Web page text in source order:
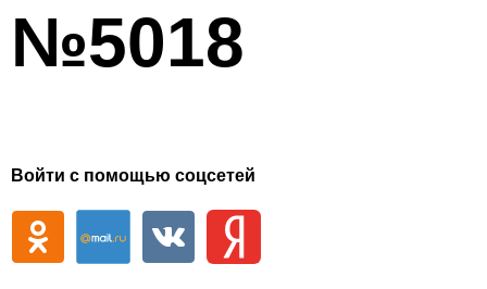
№5018
Войти с помощью соцсетей